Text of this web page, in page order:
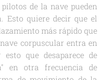
de la nave pueden
Esto quiere decir que el
más rápido que
corpuscular entra en
que desaparece de
en otra frecuencia de